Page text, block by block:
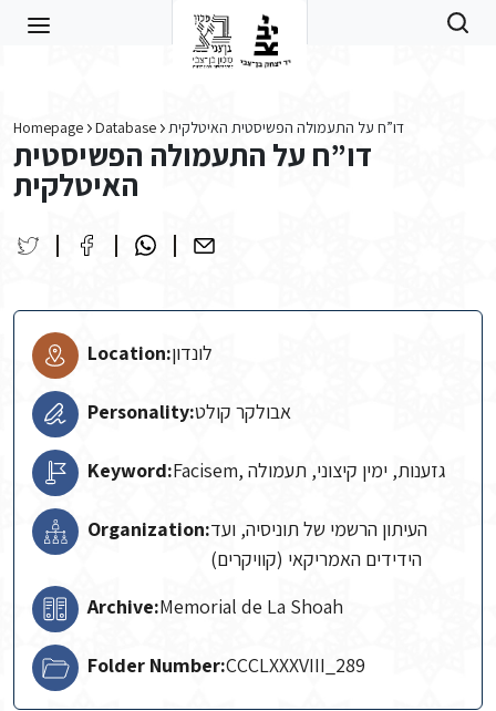
Homepage Database דו”ח על התעמולה הפשיסטית האיטלקית
דו”ח על התעמולה הפשיסטית
האיטלקית
Location:לונדון
Personality:אבולקר קולט
Keyword: Facisem, גזענות, ימין קיצוני, תעמולה
Organization:העיתון הרשמי של תוניסיה, ועד
הידידים האמריקאי (קוויקרים)
Archive:Memorial de La Shoah
Folder Number:CCCLXXXVIII_289